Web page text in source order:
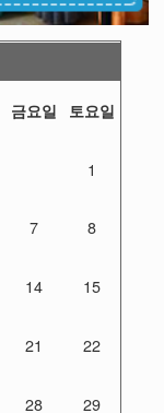
금요일 토요일
1
7 8
14 15
21 22
28 29